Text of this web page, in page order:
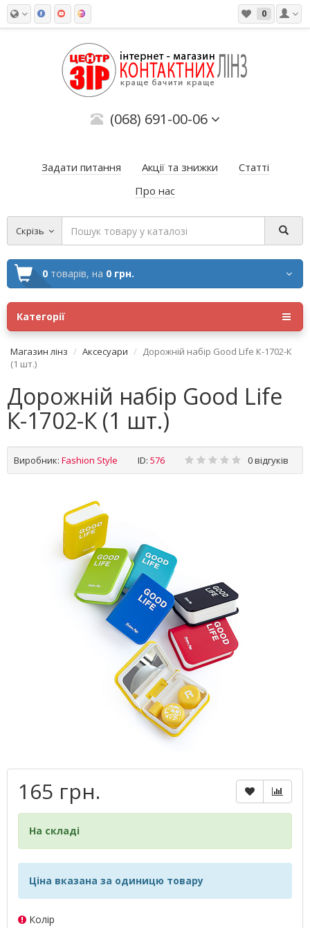
0
(068) 691-00-06
Задати питання Акції та знижки
Статті
Про нас
Скрізь
0 товарів, на 0 грн.
Категорії
Магазин лінз Аксесуари
Дорожній набір Good Life К-1702-К
(1 шт.)
Дорожній набір Good Life
К-1702-К (1 шт.)
Виробник: Fashion Style ID: 576 0 відгуків
165 грн.
На складі
Ціна вказана за одиницю товару
Колір